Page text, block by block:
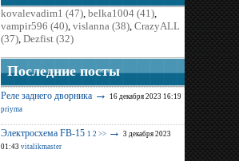
kovalevadim1 (47) belka1004 (41)
vampir596 (40) vislanna (38) CrazyALL
(37) Dezfist (32)
Последние поcты
Реле заднего дворника →
16 декабря 2023 16:19
priyma
Электросхема FB-15 1 2 >> → 3 декабря 2023
01:43 vitalikmaster